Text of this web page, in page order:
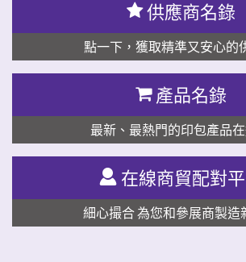
供應商名錄
點一下，獲取精準又安心的
產品名錄
最新、最熱門的印包產品
在線商貿配對
細心撮合 為您和參展商製造